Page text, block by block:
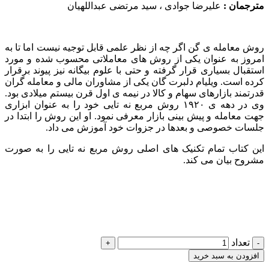
مترجمان : علیرضا جوادی ، سید مرتضی عبداللهیان
روش معامله ی گن اگر چه از نظر علمی قابل توجیه نیست اما تا به
امروز به عنوان یکی از روش های معاملاتی محسوب شده و مورد
استقبال بسیاری قرار گرفته و حتی با علوم بیگانه نیز پیوند برقرار
کرده است. ویلیام دلبرت گان یکی از مشاوران مالی و معامله گران
قدرتمند بازارهای سهام و کالا در نیمه ی اول قرن بیستم میلادی بود.
وی در دهه ی ۱۹۲۰ روش مربع نه تایی خود را به عنوان ابزاری
جهت معامله و پیش بینی بازار معرفی نمود. او این روش را ابتدا در
جلسات خصوصی و بعدها در جزوات خود آموزش می داد.
این کتاب تمام تکنیک های اصلی روش مربع نه تایی را به صورت
مشروح بیان می کند.
تعداد
افزودن به سبد خرید